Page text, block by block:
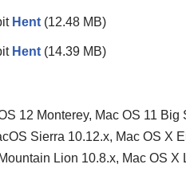
Hent (12.48 MB)
Hent (14.39 MB)
12 Monterey, Mac OS 11 Big
Sierra 10.12.x, Mac OS X
Lion 10.8.x, Mac OS X